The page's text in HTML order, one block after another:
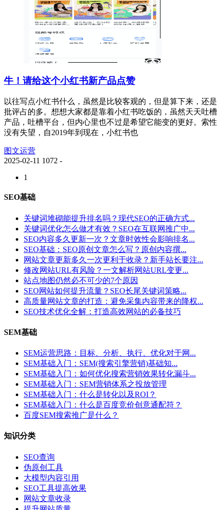
牛！请给这个小红书新产品点赞
以往写点小红书什么，虽然是比较客观的，但是算下来，还是
批评占的多。想想大家都是靠着小红书吃饭的，虽然天天吐槽
产品，吐槽平台，但内心里也不过是希望它能变的更好。索性
没有失望，自2019年到现在，小红书也
图文运营
2025-02-11 1072 -
1
SEO基础
关键词堆砌能提升排名吗？现代SEO的正确方式...
关键词优化怎么做才有效？SEO在互联网推广中...
SEO内容多久更新一次？文章时效性会影响排名...
SEO基础：SEO原创文章怎么写？原创内容撰...
网站文章更新多久一次更利于收录？新手站长要注...
修改网站URL有风险？一文解析网站URL变更...
站点地图仍然必不可少的7个原因
SEO网站如何提升流量？SEO长尾关键词策略...
高质量网站文章的打造：避免采集内容带来的降权...
SEO技术优化全解：打造高效网站的必备技巧
SEM基础
SEM运营思路：目标、分析、执行、优化对于网...
SEM基础入门：SEM(搜索引擎营销)基础知...
SEM基础入门：如何优化搜索营销效果转化漏斗...
SEM基础入门：SEM营销体系之投放管理
SEM基础入门：什么是转化以及ROI？
SEM基础入门：什么是百度竞价创意通配符？
百度SEM搜索推广是什么？
知识分类
SEO查询
伪原创工具
大模型内容引用
SEO工具提高效果
网站文章收录